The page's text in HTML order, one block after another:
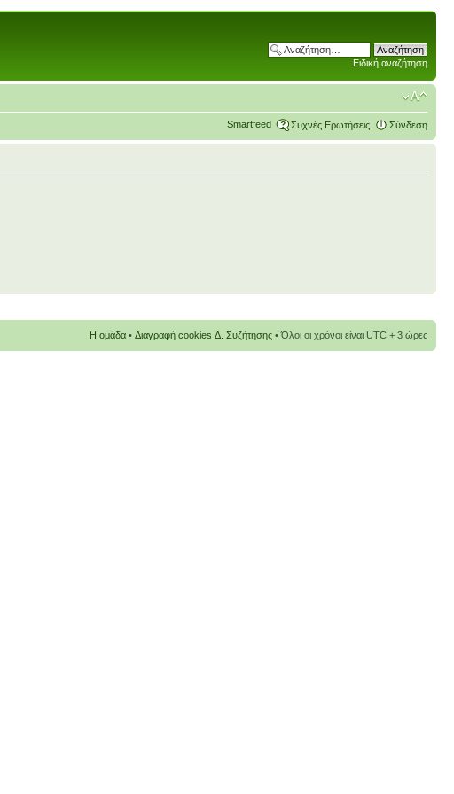
Ειδική αναζήτηση
Smartfeed Συχνές Ερωτήσεις Σύνδεση
Η ομάδα • Διαγραφή cookies Δ. Συζήτησης • Όλοι οι χρόνοι είναι UTC + 3 ώρες